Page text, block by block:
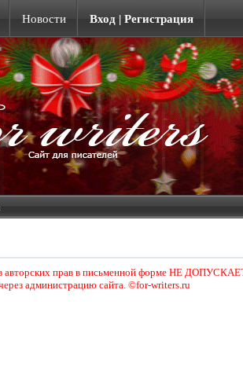
Новости Вход | Регистрация
авторских прав в письменной форме НЕ
администрацию сайта. ©for-writers.ru